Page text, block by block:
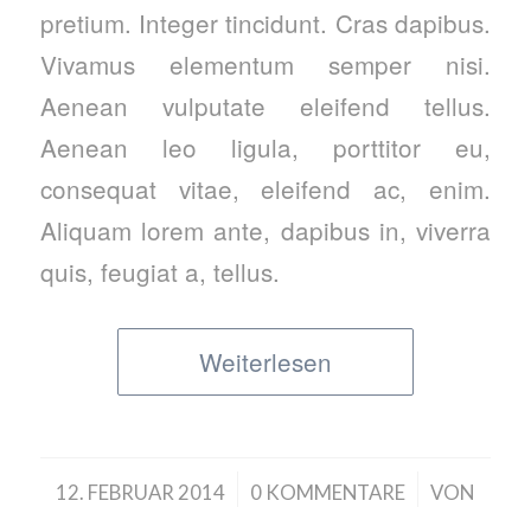
pretium. Integer tincidunt. Cras dapibus.
Vivamus elementum semper nisi.
Aenean vulputate eleifend tellus.
Aenean leo ligula, porttitor eu,
consequat vitae, eleifend ac, enim.
Aliquam lorem ante, dapibus in, viverra
quis, feugiat a, tellus.
Weiterlesen
12. FEBRUAR 2014
/ 0 KOMMENTARE
/
VON